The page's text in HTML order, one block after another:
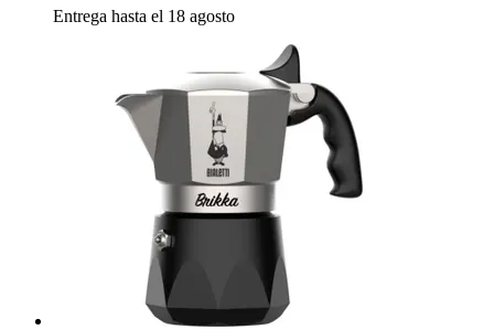
Entrega hasta el 18 agosto